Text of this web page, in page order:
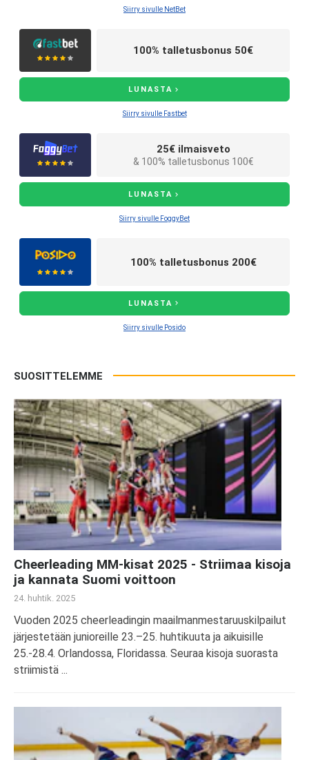
Siirry sivulle NetBet
100% talletusbonus 50€
LUNASTA
Siirry sivulle Fastbet
25€ ilmaisveto
& 100% talletusbonus 100€
LUNASTA
Siirry sivulle FoggyBet
100% talletusbonus 200€
LUNASTA
Siirry sivulle Posido
SUOSITTELEMME
Cheerleading MM-kisat 2025 - Striimaa kisoja
ja kannata Suomi voittoon
24. huhtik. 2025
Vuoden 2025 cheerleadingin maailmanmestaruuskilpailut
järjestetään junioreille 23.–25. huhtikuuta ja aikuisille
25.-28.4. Orlandossa, Floridassa. Seuraa kisoja suorasta
striimistä ...